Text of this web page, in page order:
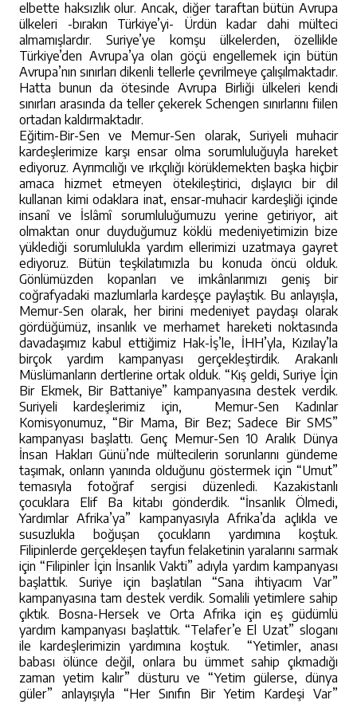
elbette haksızlık olur. Ancak, diğer taraftan bütün Avrupa
ülkeleri -bırakın Türkiye’yi- Ürdün kadar dahi mülteci
almamışlardır. Suriye’ye komşu ülkelerden, özellikle
Türkiye’den Avrupa’ya olan göçü engellemek için bütün
Avrupa’nın sınırları dikenli tellerle çevrilmeye çalışılmaktadır.
Hatta bunun da ötesinde Avrupa Birliği ülkeleri kendi
sınırları arasında da teller çekerek Schengen sınırlarını fiilen
ortadan kaldırmaktadır.
Eğitim-Bir-Sen ve Memur-Sen olarak, Suriyeli muhacir
kardeşlerimize karşı ensar olma sorumluluğuyla hareket
ediyoruz. Ayrımcılığı ve ırkçılığı körüklemekten başka hiçbir
amaca hizmet etmeyen ötekileştirici, dışlayıcı bir dil
kullanan kimi odaklara inat, ensar-muhacir kardeşliği içinde
insanî ve İslâmî sorumluluğumuzu yerine getiriyor, ait
olmaktan onur duyduğumuz köklü medeniyetimizin bize
yüklediği sorumlulukla yardım ellerimizi uzatmaya gayret
ediyoruz. Bütün teşkilatımızla bu konuda öncü olduk.
Gönlümüzden kopanları ve imkânlarımızı geniş bir
coğrafyadaki mazlumlarla kardeşçe paylaştık. Bu anlayışla,
Memur-Sen olarak, her birini medeniyet paydaşı olarak
gördüğümüz, insanlık ve merhamet hareketi noktasında
davadaşımız kabul ettiğimiz Hak-İş’le, İHH’yla, Kızılay’la
birçok yardım kampanyası gerçekleştirdik. Arakanlı
Müslümanların dertlerine ortak olduk. “Kış geldi, Suriye İçin
Bir Ekmek, Bir Battaniye” kampanyasına destek verdik.
Suriyeli kardeşlerimiz için, Memur-Sen Kadınlar
Komisyonumuz, “Bir Mama, Bir Bez; Sadece Bir SMS”
kampanyası başlattı. Genç Memur-Sen 10 Aralık Dünya
İnsan Hakları Günü’nde mültecilerin sorunlarını gündeme
taşımak, onların yanında olduğunu göstermek için “Umut”
temasıyla fotoğraf sergisi düzenledi. Kazakistanlı
çocuklara Elif Ba kitabı gönderdik. “İnsanlık Ölmedi,
Yardımlar Afrika’ya” kampanyasıyla Afrika’da açlıkla ve
susuzlukla boğuşan çocukların yardımına koştuk.
Filipinlerde gerçekleşen tayfun felaketinin yaralarını sarmak
için “Filipinler İçin İnsanlık Vakti” adıyla yardım kampanyası
başlattık. Suriye için başlatılan “Sana ihtiyacım Var”
kampanyasına tam destek verdik. Somalili yetimlere sahip
çıktık. Bosna-Hersek ve Orta Afrika için eş güdümlü
yardım kampanyası başlattık. “Telafer’e El Uzat” sloganı
ile kardeşlerimizin yardımına koştuk. “Yetimler, anası
babası ölünce değil, onlara bu ümmet sahip çıkmadığı
zaman yetim kalır” düsturu ve “Yetim gülerse, dünya
güler” anlayışıyla “Her Sınıfın Bir Yetim Kardeşi Var”